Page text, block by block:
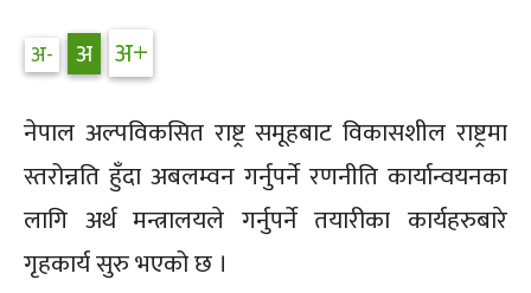
नेपाल अल्पविकसित राष्ट्र समूहबाट विकासशील राष्ट्रमा
स्तरोन्नति हुँदा अबलम्वन गर्नुपर्ने रणनीति कार्यान्वयनका
लागि अर्थ मन्त्रालयले गर्नुपर्ने तयारीका कार्यहरुबारे
गृहकार्य सुरु भएको छ ।